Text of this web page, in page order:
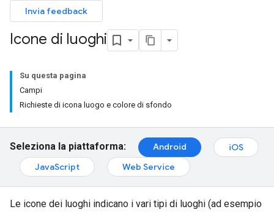
Invia feedback
Icone di luoghi
Su questa pagina
Campi
Richieste di icona luogo e colore di sfondo
Seleziona la piattaforma: Android
iOS
JavaScript
Web Service
Le icone dei luoghi indicano i vari tipi di luoghi (ad esempio